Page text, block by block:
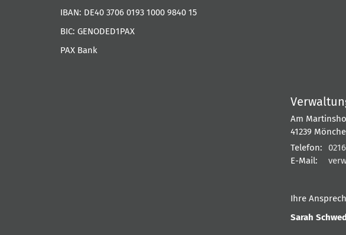
IBAN: DE40 3706 0193 1000 9840 15
BIC: GENODED1PAX
PAX Bank
Am
41239
Telefon:
E-Mail:
Ihre
Sarah